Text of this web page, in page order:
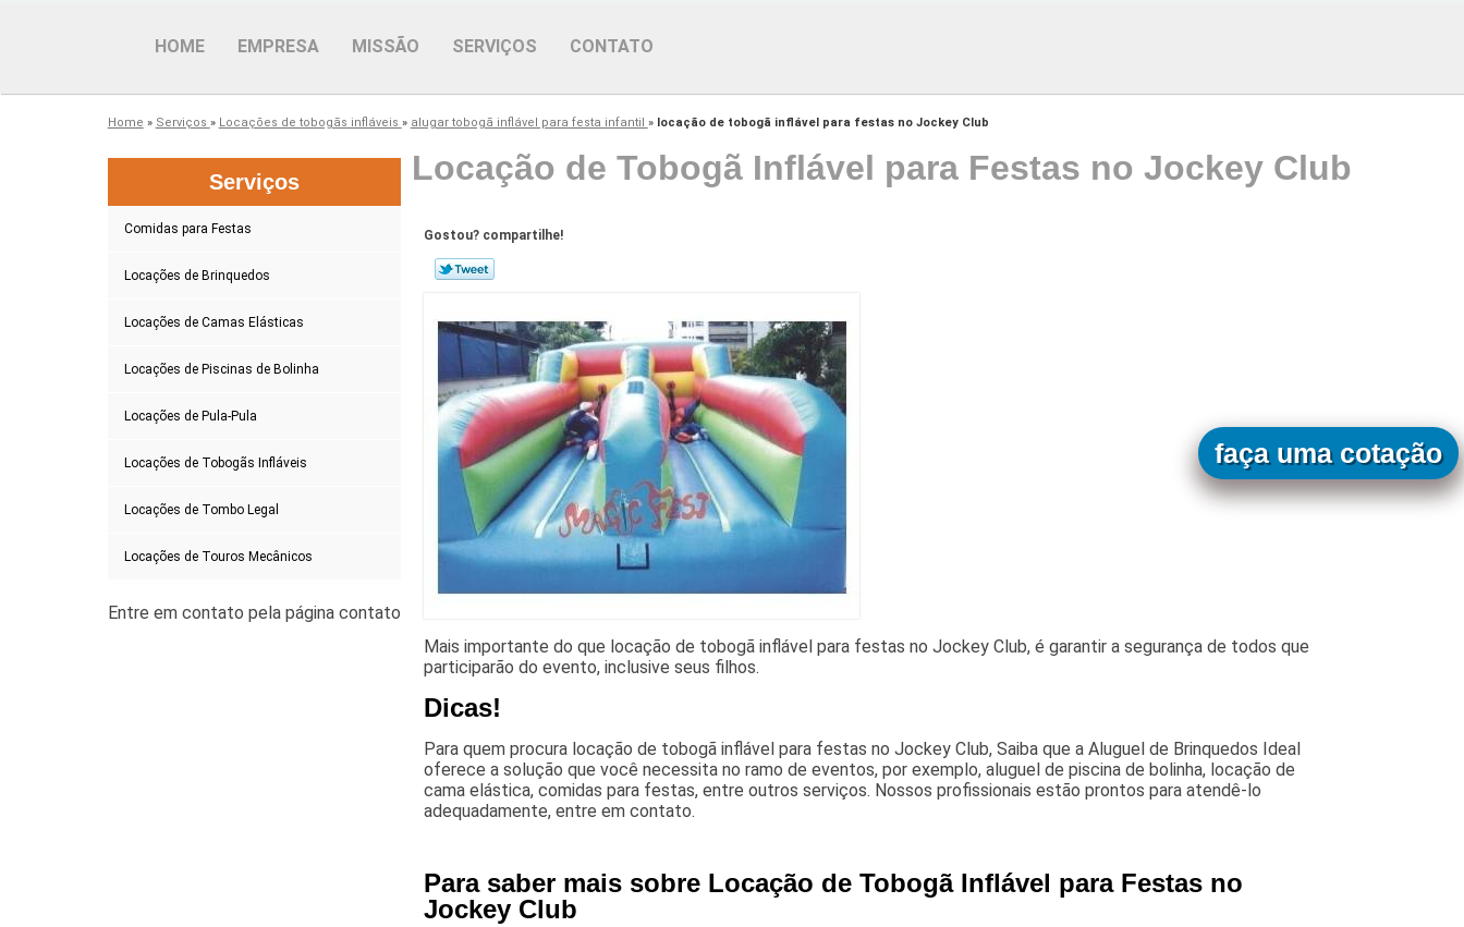
HOME EMPRESA MISSÃO SERVIÇOS CONTATO
Home » Serviços » Locações de tobogãs infláveis » alugar tobogã inflável para festa infantil » locação de tobogã inflável para festas no Jockey Club
Serviços
Comidas para Festas
Locações de Brinquedos
Locações de Camas Elásticas
Locações de Piscinas de Bolinha
Locações de Pula-Pula
Locações de Tobogãs Infláveis
Locações de Tombo Legal
Locações de Touros Mecânicos
Locação de Tobogã Inflável para Festas no Jockey Club
Gostou? compartilhe!
Mais importante do que locação de tobogã inflável para festas no Jockey Club, é garantir a segurança de todos que
participarão do evento, inclusive seus filhos.
Dicas!
Para quem procura locação de tobogã inflável para festas no Jockey Club, Saiba que a Aluguel de Brinquedos Ideal
oferece a solução que você necessita no ramo de eventos, por exemplo, aluguel de piscina de bolinha, locação de
cama elástica, comidas para festas, entre outros serviços. Nossos profissionais estão prontos para atendê-lo
adequadamente, entre em contato.
Para saber mais sobre Locação de Tobogã Inflável para Festas no
Jockey Club
faça uma cotação